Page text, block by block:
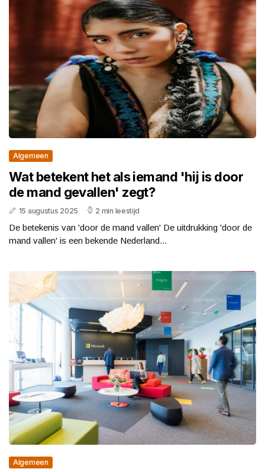
Algemeen
Wat betekent het als iemand 'hij is door
de mand gevallen' zegt?
15 augustus 2025 2 min leestijd
De betekenis van 'door de mand vallen' De uitdrukking 'door de
mand vallen' is een bekende Nederland...
Algemeen